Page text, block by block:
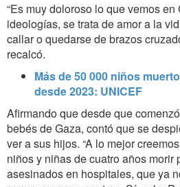
“Es muy doloroso lo que vemos
ideologías, se trata de amor a la
callar o quedarse de brazos
recalcó.
Más de 50 000 niños
desde 2023: UNICEF
Afirmando que desde que
bebés de Gaza, contó que se
ver a sus hijos. “A lo mejor
niños y niñas de cuatro años morir
asesinados en hospitales, que ya